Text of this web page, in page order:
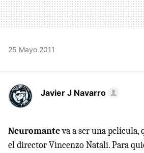
25 Mayo 2011
Javier J Navarro
Neuromanteva a ser una película,
el director Vincenzo Natali. Para